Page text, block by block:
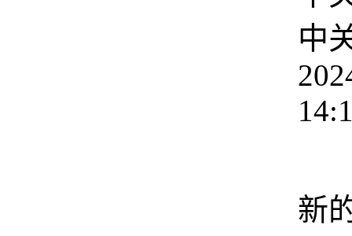
中
新